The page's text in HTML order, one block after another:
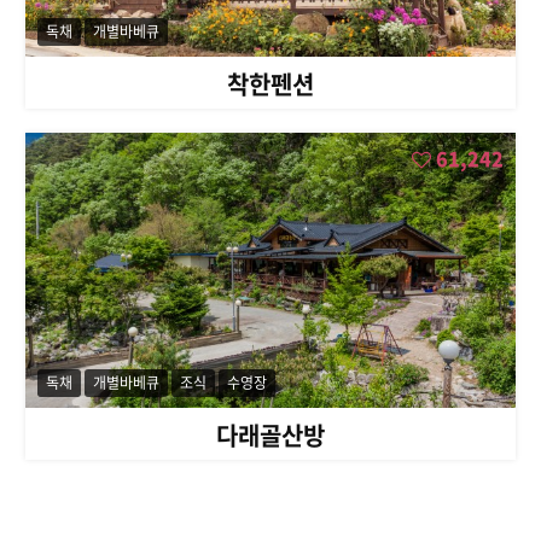
착한펜션
독채 개별바베큐
61,242
다래골산방
독채 개별바베큐 조식 수영장